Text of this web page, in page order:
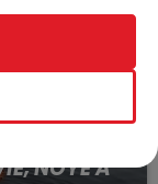
NOYÉ À